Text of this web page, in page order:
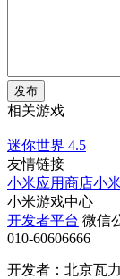
发布
相关游戏
迷你世界 4.5
友情链接
小米应用商店小
小米游戏中心
开发者平台 微信
010-60606666
开发者：北京瓦